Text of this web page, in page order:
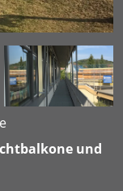
und